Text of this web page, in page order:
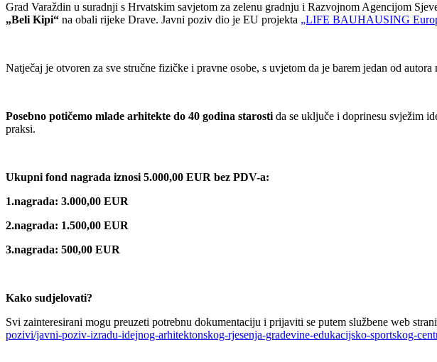
Grad Varaždin u suradnji s Hrvatskim savjetom za zelenu gradnju i Razvojnom Agencijom
„Beli Kipi“ na obali rijeke Drave. Javni poziv dio je EU projekta „LIFE BAUHAUSING
Natječaj je otvoren za sve stručne fizičke i pravne osobe, s uvjetom da je barem jedan od
Posebno potičemo mlade arhitekte do 40 godina starosti da se uključe i doprinesu svježim
praksi.
Ukupni fond nagrada iznosi 5.000,00 EUR bez PDV-a:
1.nagrada: 3.000,00 EUR
2.nagrada: 1.500,00 EUR
3.nagrada: 500,00 EUR
Kako sudjelovati?
Svi zainteresirani mogu preuzeti potrebnu dokumentaciju i prijaviti se putem službene web
pozivi/javni-poziv-izradu-idejnog-arhitektonskog-rjesenja-gradevine-edukacijsko-sportskog-